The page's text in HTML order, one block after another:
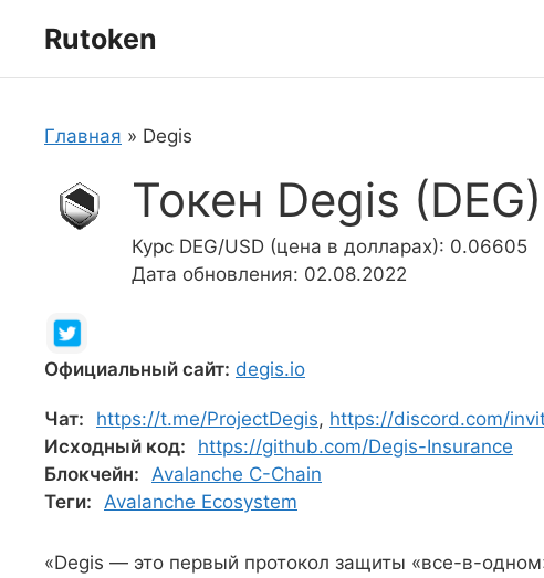
Rutoken
Главная » Degis
Токен Degis (DEG)
Курс DEG/USD (цена в долларах): 0.06605
Дата обновления: 02.08.2022
Официальный сайт: degis.io
Чат: https://t.me/ProjectDegis, https://discord.com/
Исходный код:
https://github.com/Degis-Insurance
Блокчейн: Avalanche C-Chain
Теги: Avalanche Ecosystem
«Degis — это первый протокол защиты «все-в-